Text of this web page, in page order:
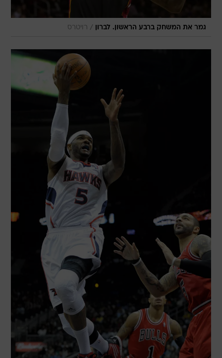
גמר את המשחק ברבע הראשון. לברון / רויטרס